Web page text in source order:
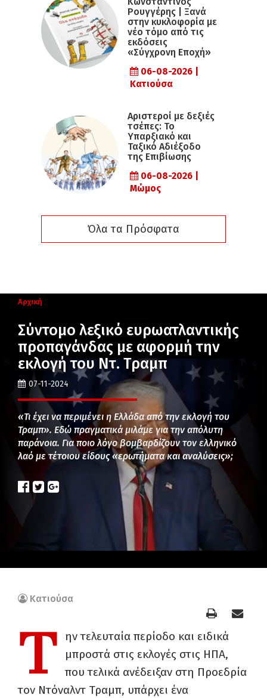
Ρουγγέρης | Ξανά
στην κυκλοφορία με
νέο τόμο από τις
εκδόσεις
«Σύγχρονη Εποχή»
06-08-2026 |
Κατιούσα
Αριστεροί με δεξιές
τσέπες: Το
Υπαρξιακό και
Ταξικό Αδιέξοδο
της Επιβίωσης
06-08-2026 |
Μώμος
Όλα τα Πρόσφατα
Αρχική
Σύντομο λεξικό ευρωατλαντικής
προπαγάνδας με αφορμή την
εκλογή του Ντ. Τραμπ
07-11-2024
«Τι έχει να περιμένει η Ελλάδα από την εκλογή του
Τραμπ». Εδώ πραγματικά μιλάμε για την απόλυτη
παράνοια. Για ποιο λόγο βομβαρδίζουν τον ελληνικό
λαό με τέτοιου είδους «ερωτήματα και αναλύσεις»;
Κατιούσα
Τ
ην τελευταία περίοδο και ειδικά
μπροστά στις εκλογές στις ΗΠΑ,
που τελικά ανέδειξαν στη Προεδρία
τον Ντόναλντ Τραμπ, υπάρχει ένα